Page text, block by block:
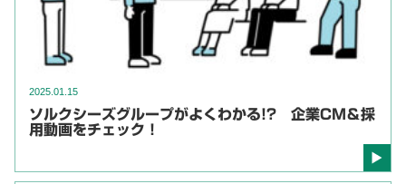
2025.01.15
ソルクシーズグループがよくわかる!? 企業CM＆採
用動画をチェック！